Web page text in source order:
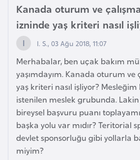
Kanada oturum ve
izninde yaş kriteri nasıl
I. S., 03 Ağu 2018, 11:07
Merhabalar, ben uçak bakım
yaşımdayım. Kanada oturum ve
yaş kriteri nasıl işliyor? Mesleğim
istenilen meslek grubunda. Lakin
bireysel başvuru puanı
başka yolu var mıdır? Teritorial
devlet sponsorluğu gibi yollarla
miyim?
i
y
e
t
i
C
e
z
a
y
i